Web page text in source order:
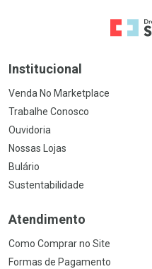
Ir para a
Institucional
Venda No Marketplace
Trabalhe Conosco
Ouvidoria
Nossas Lojas
Bulário
Sustentabilidade
Atendimento
Como Comprar no Site
Formas de Pagamento